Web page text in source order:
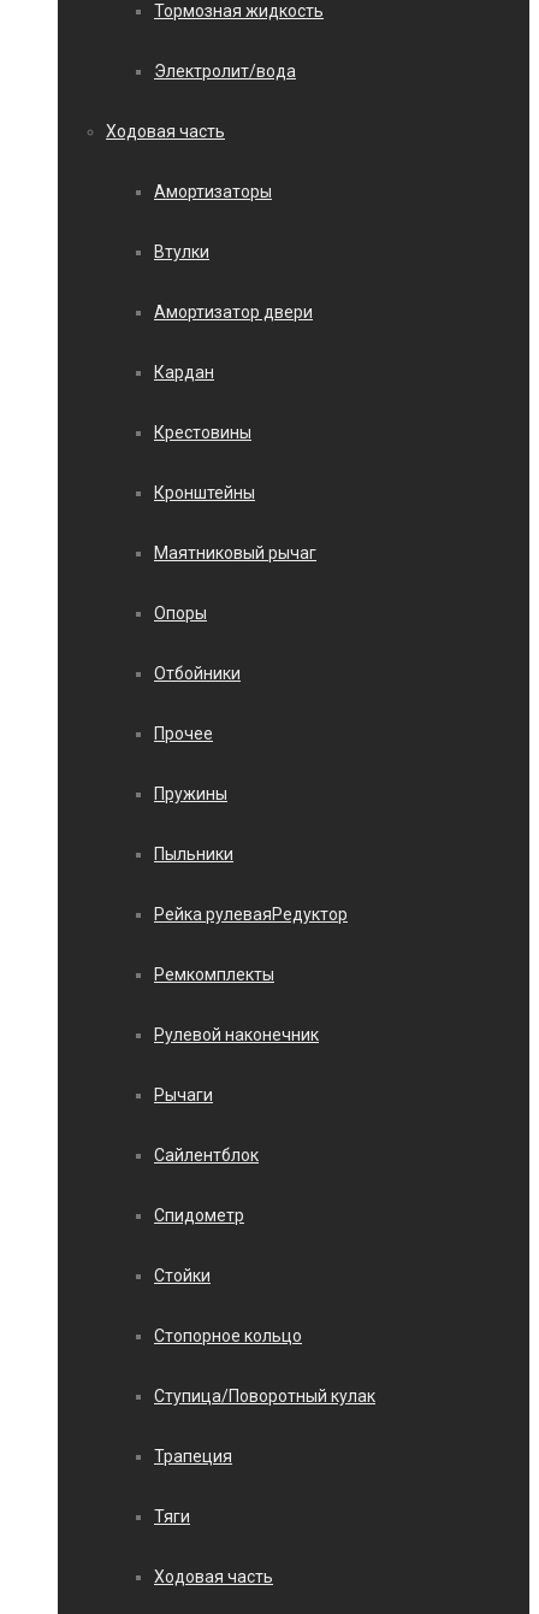
Тормозная жидкость
Электролит/вода
Ходовая часть
Амортизаторы
Втулки
Амортизатор двери
Кардан
Крестовины
Кронштейны
Маятниковый рычаг
Опоры
Отбойники
Прочее
Пружины
Пыльники
Рейка рулеваяРедуктор
Ремкомплекты
Рулевой наконечник
Рычаги
Сайлентблок
Спидометр
Стойки
Стопорное кольцо
Ступица/Поворотный кулак
Трапеция
Тяги
Ходовая часть